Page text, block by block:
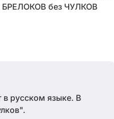
БРЕЛОКОВ без ЧУЛКОВ
в русском языке. В